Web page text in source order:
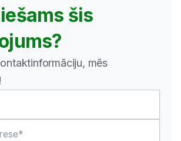
šis
mēs